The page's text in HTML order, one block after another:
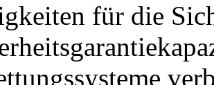
für die